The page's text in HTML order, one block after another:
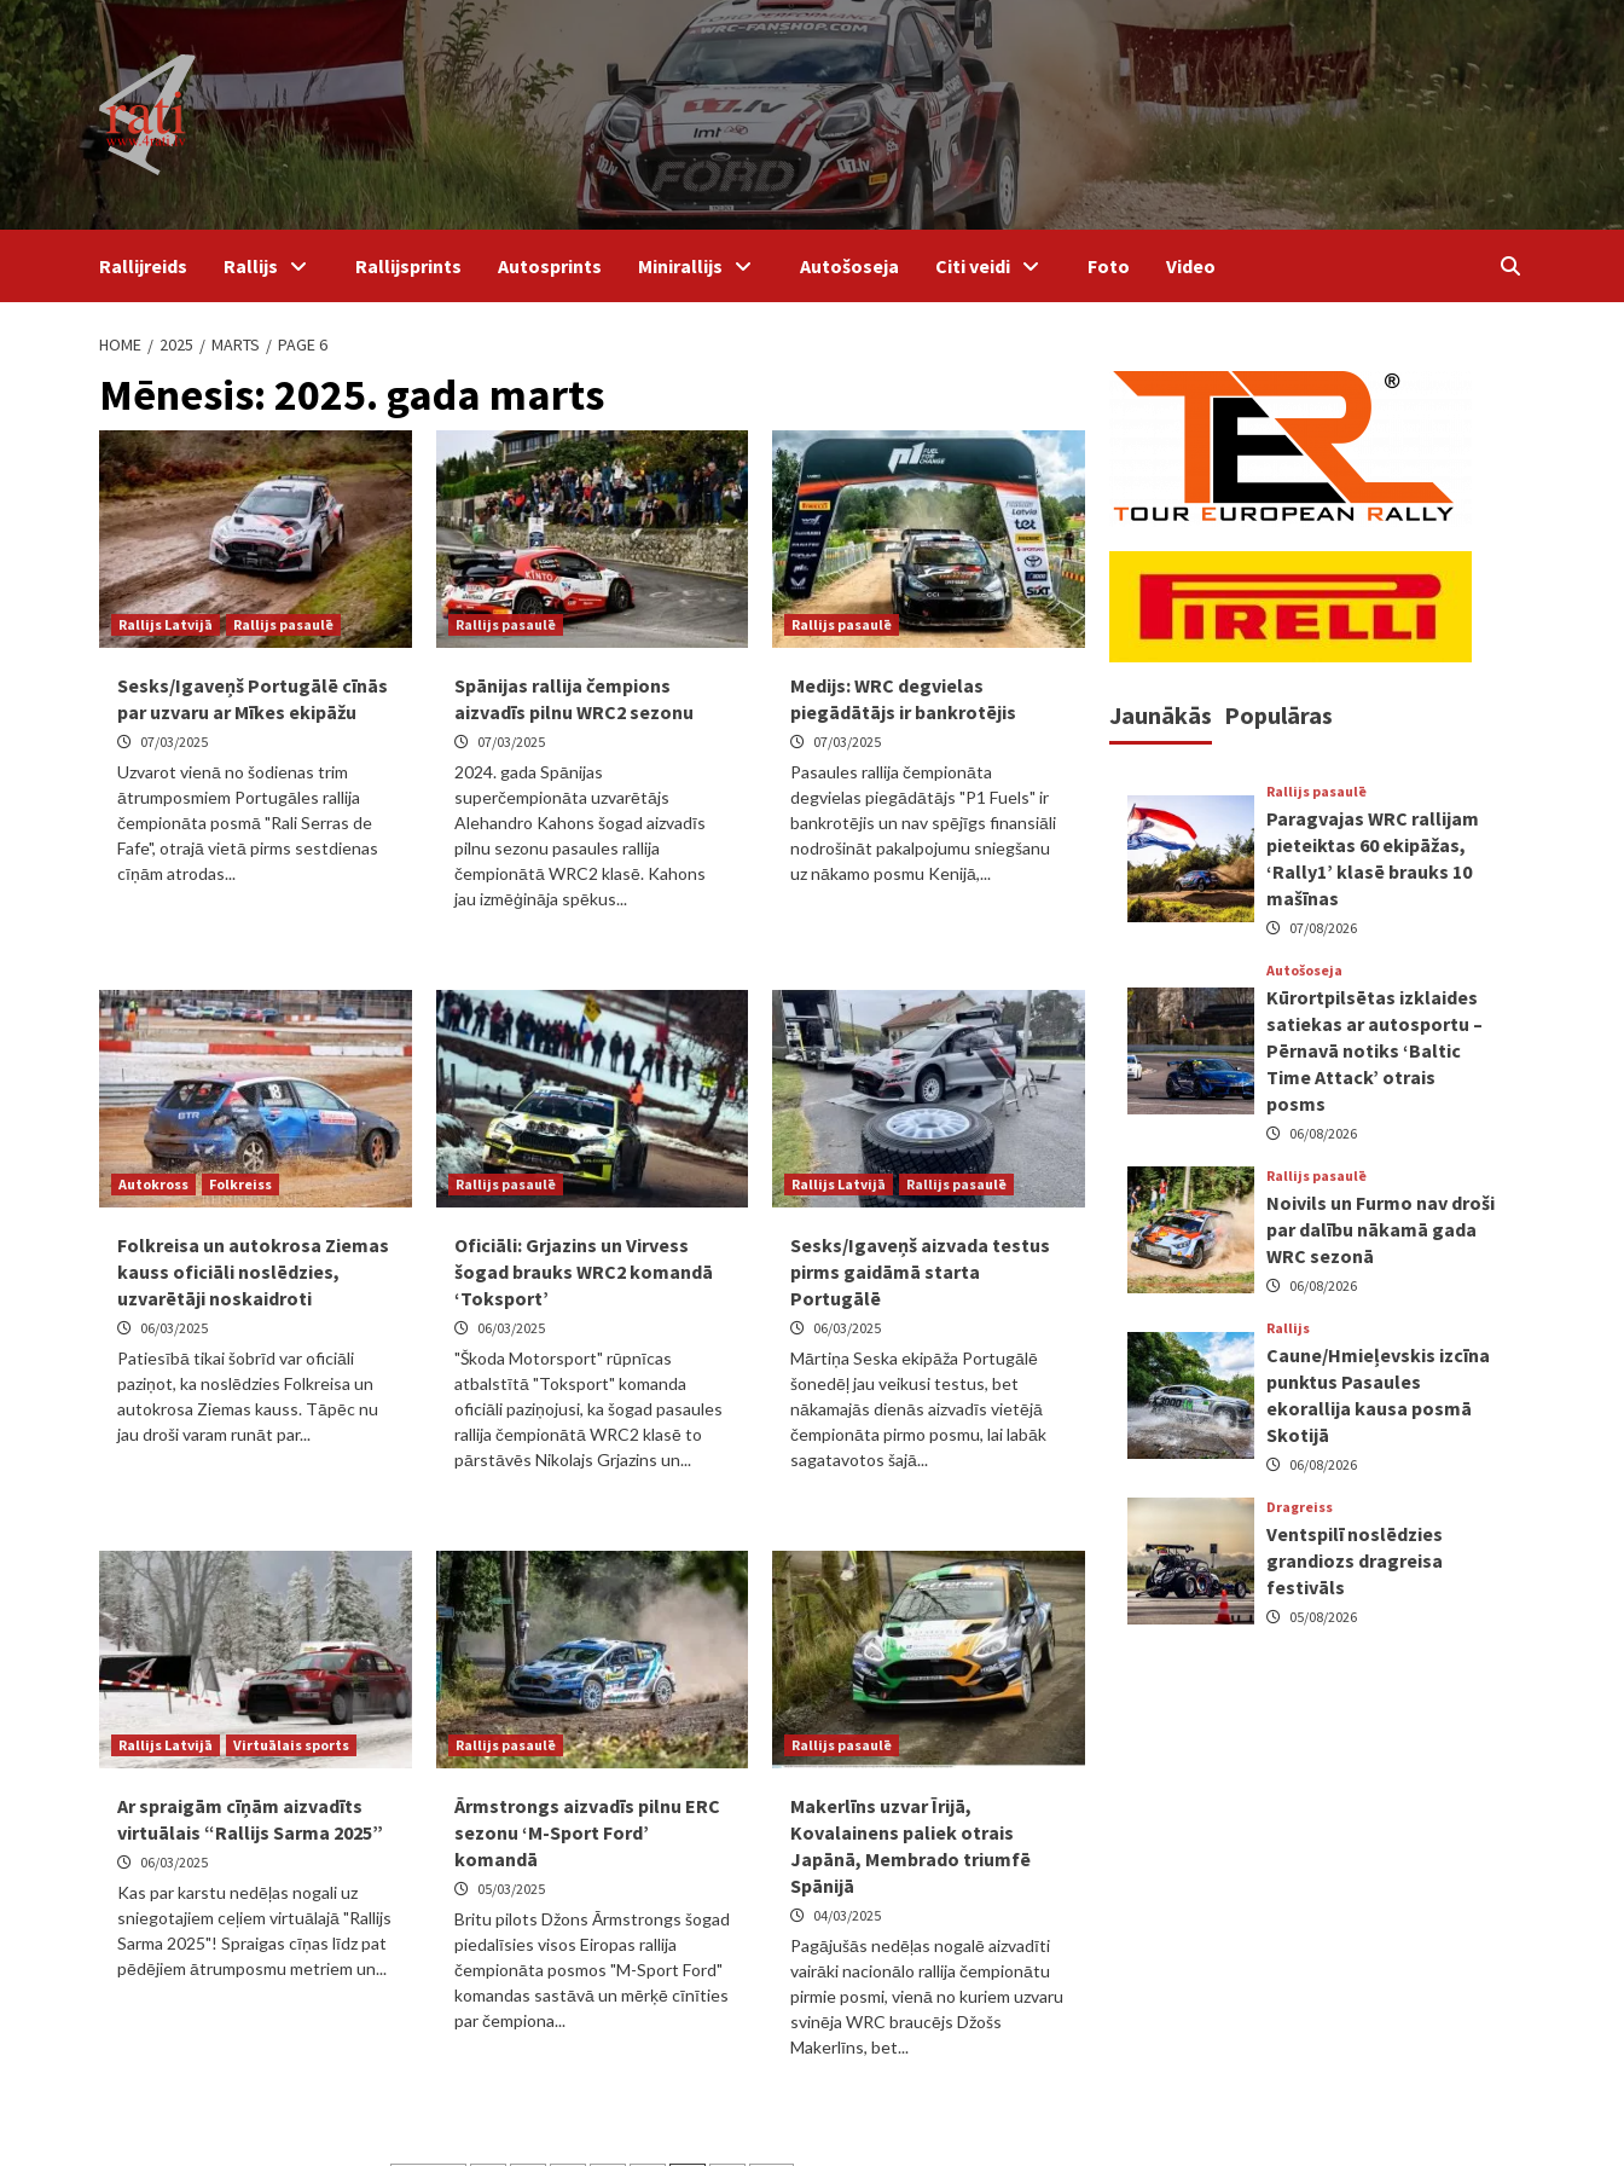
Skip
to
content
Rallijreids Rallijs Rallijsprints Autosprints Minirallijs Autošoseja Citi veidi Foto Video
HOME 2025 MARTS PAGE 6
Mēnesis: 2025. gada marts
Rallijs Latvijā Rallijs pasaulē
Sesks/Igaveņš Portugālē cīnās
par uzvaru ar Mīkes ekipāžu
07/03/2025
Uzvarot vienā no šodienas trim
ātrumposmiem Portugāles rallija
čempionāta posmā "Rali Serras de
Fafe", otrajā vietā pirms sestdienas
cīņām atrodas...
Rallijs pasaulē
Spānijas rallija čempions
aizvadīs pilnu WRC2 sezonu
07/03/2025
2024. gada Spānijas
superčempionāta uzvarētājs
Alehandro Kahons šogad aizvadīs
pilnu sezonu pasaules rallija
čempionātā WRC2 klasē. Kahons
jau izmēģināja spēkus...
Rallijs pasaulē
Medijs: WRC degvielas
piegādātājs ir bankrotējis
07/03/2025
Pasaules rallija čempionāta
degvielas piegādātājs "P1 Fuels" ir
bankrotējis un nav spējīgs finansiāli
nodrošināt pakalpojumu sniegšanu
uz nākamo posmu Kenijā,...
Autokross Folkreiss
Folkreisa un autokrosa Ziemas
kauss oficiāli noslēdzies,
uzvarētāji noskaidroti
06/03/2025
Patiesībā tikai šobrīd var oficiāli
paziņot, ka noslēdzies Folkreisa un
autokrosa Ziemas kauss. Tāpēc nu
jau droši varam runāt par...
Rallijs pasaulē
Oficiāli: Grjazins un Virvess
šogad brauks WRC2 komandā
‘Toksport’
06/03/2025
"Škoda Motorsport" rūpnīcas
atbalstītā "Toksport" komanda
oficiāli paziņojusi, ka šogad pasaules
rallija čempionātā WRC2 klasē to
pārstāvēs Nikolajs Grjazins un...
Rallijs Latvijā Rallijs pasaulē
Sesks/Igaveņš aizvada testus
pirms gaidāmā starta
Portugālē
06/03/2025
Mārtiņa Seska ekipāža Portugālē
šonedēļ jau veikusi testus, bet
nākamajās dienās aizvadīs vietējā
čempionāta pirmo posmu, lai labāk
sagatavotos šajā...
Rallijs Latvijā Virtuālais sports
Ar spraigām cīņām aizvadīts
virtuālais “Rallijs Sarma 2025”
06/03/2025
Kas par karstu nedēļas nogali uz
sniegotajiem ceļiem virtuālajā "Rallijs
Sarma 2025"! Spraigas cīņas līdz pat
pēdējiem ātrumposmu metriem un...
Rallijs pasaulē
Ārmstrongs aizvadīs pilnu ERC
sezonu ‘M-Sport Ford’
komandā
05/03/2025
Britu pilots Džons Ārmstrongs šogad
piedalīsies visos Eiropas rallija
čempionāta posmos "M-Sport Ford"
komandas sastāvā un mērķē cīnīties
par čempiona...
Rallijs pasaulē
Makerlīns uzvar Īrijā,
Kovalainens paliek otrais
Japānā, Membrado triumfē
Spānijā
04/03/2025
Pagājušās nedēļas nogalē aizvadīti
vairāki nacionālo rallija čempionātu
pirmie posmi, vienā no kuriem uzvaru
svinēja WRC braucējs Džošs
Makerlīns, bet...
Jaunākās Populāras
Rallijs pasaulē
Paragvajas WRC rallijam
pieteiktas 60 ekipāžas,
‘Rally1’ klasē brauks 10
mašīnas
07/08/2026
Autošoseja
Kūrortpilsētas izklaides
satiekas ar autosportu –
Pērnavā notiks ‘Baltic
Time Attack’ otrais
posms
06/08/2026
Rallijs pasaulē
Noivils un Furmo nav droši
par dalību nākamā gada
WRC sezonā
06/08/2026
Rallijs
Caune/Hmieļevskis izcīna
punktus Pasaules
ekorallija kausa posmā
Skotijā
06/08/2026
Dragreiss
Ventspilī noslēdzies
grandiozs dragreisa
festivāls
05/08/2026